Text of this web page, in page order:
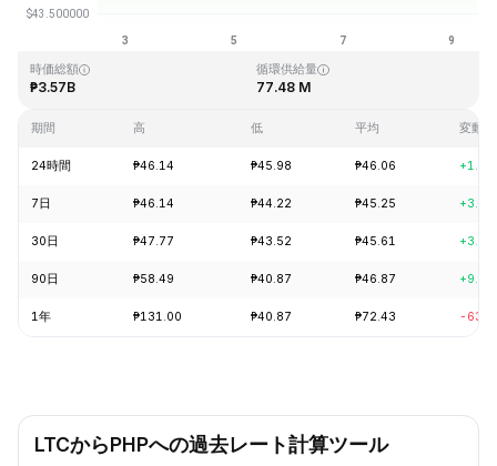
過去最高値
時価総額
₱3.57B
循環供給量
77.48 M
期間 高 低 平均 変動
24時間 ₱46.14 ₱45.98 ₱46.06
7日 ₱46.14 ₱44.22 ₱45.25
30日 ₱47.77 ₱43.52 ₱45.61
90日 ₱58.49 ₱40.87 ₱46.87
1年 ₱131.00 ₱40.87 ₱72.43 -
LTCからPHPへの過去レート計算ツール